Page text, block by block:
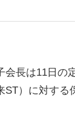
長は11日の
）に対す